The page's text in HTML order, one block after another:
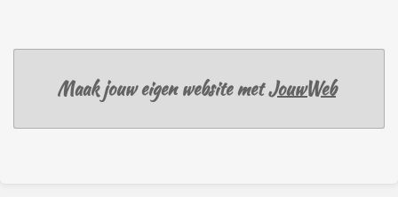
Maak jouw eigen website met JouwWeb